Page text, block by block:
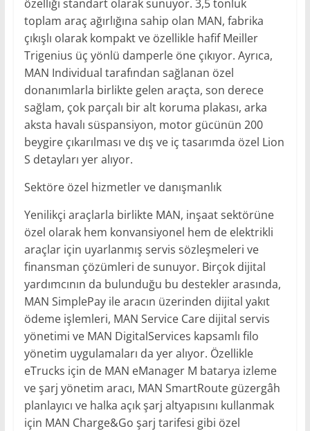
özelliği standart olarak sunuyor. 3,5 tonluk
toplam araç ağırlığına sahip olan MAN, fabrika
çıkışlı olarak kompakt ve özellikle hafif Meiller
Trigenius üç yönlü damperle öne çıkıyor. Ayrıca,
MAN Individual tarafından sağlanan özel
donanımlarla birlikte gelen araçta, son derece
sağlam, çok parçalı bir alt koruma plakası, arka
aksta havalı süspansiyon, motor gücünün 200
beygire çıkarılması ve dış ve iç tasarımda özel Lion
S detayları yer alıyor.
Sektöre özel hizmetler ve danışmanlık
Yenilikçi araçlarla birlikte MAN, inşaat sektörüne
özel olarak hem konvansiyonel hem de elektrikli
araçlar için uyarlanmış servis sözleşmeleri ve
finansman çözümleri de sunuyor. Birçok dijital
yardımcının da bulunduğu bu destekler arasında,
MAN SimplePay ile aracın üzerinden dijital yakıt
ödeme işlemleri, MAN Service Care dijital servis
yönetimi ve MAN DigitalServices kapsamlı filo
yönetim uygulamaları da yer alıyor. Özellikle
eTrucks için de MAN eManager M batarya izleme
ve şarj yönetim aracı, MAN SmartRoute güzergâh
planlayıcı ve halka açık şarj altyapısını kullanmak
için MAN Charge&Go şarj tarifesi gibi özel